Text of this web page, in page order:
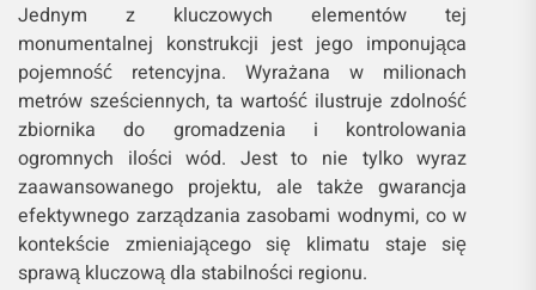
Jednym z kluczowych elementów tej
monumentalnej konstrukcji jest jego imponująca
pojemność retencyjna. Wyrażana w milionach
metrów sześciennych, ta wartość ilustruje zdolność
zbiornika do gromadzenia i kontrolowania
ogromnych ilości wód. Jest to nie tylko wyraz
zaawansowanego projektu, ale także gwarancja
efektywnego zarządzania zasobami wodnymi, co w
kontekście zmieniającego się klimatu staje się
sprawą kluczową dla stabilności regionu.